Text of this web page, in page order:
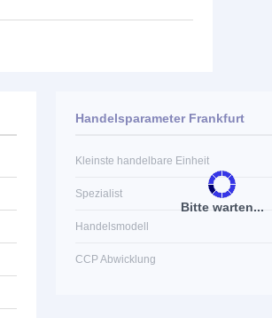
Bitte warten...
Handelsparameter Frankfurt
Kleinste handelbare Einheit
Spezialist
Handelsmodell
CCP Abwicklung